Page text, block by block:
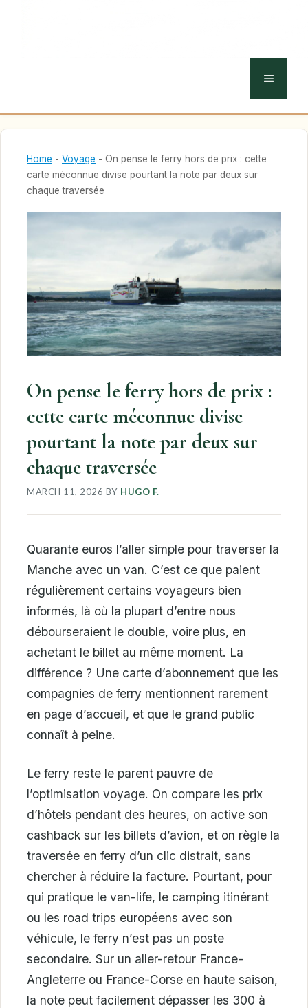
MENU
Home - Voyage - On pense le ferry hors de prix : cette
carte méconnue divise pourtant la note par deux sur
chaque traversée
On pense le ferry hors de prix :
cette carte méconnue divise
pourtant la note par deux sur
chaque traversée
MARCH 11, 2026 BY HUGO F.
Quarante euros l’aller simple pour traverser la
Manche avec un van. C’est ce que paient
régulièrement certains voyageurs bien
informés, là où la plupart d’entre nous
débourseraient le double, voire plus, en
achetant le billet au même moment. La
différence ? Une carte d’abonnement que les
compagnies de ferry mentionnent rarement
en page d’accueil, et que le grand public
connaît à peine.
Le ferry reste le parent pauvre de
l’optimisation voyage. On compare les prix
d’hôtels pendant des heures, on active son
cashback sur les billets d’avion, et on règle la
traversée en ferry d’un clic distrait, sans
chercher à réduire la facture. Pourtant, pour
qui pratique le van-life, le camping itinérant
ou les road trips européens avec son
véhicule, le ferry n’est pas un poste
secondaire. Sur un aller-retour France-
Angleterre ou France-Corse en haute saison,
la note peut facilement dépasser les 300 à